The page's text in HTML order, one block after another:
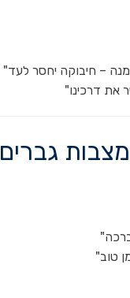
– חיבוקה יחסר לעד"
את דרכינו"
גברים
טוב"